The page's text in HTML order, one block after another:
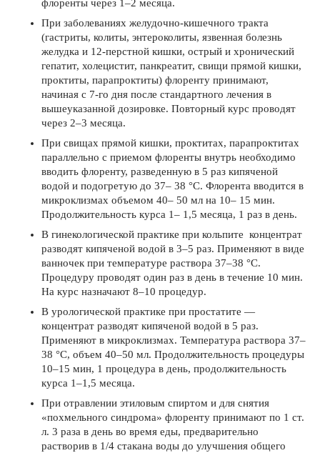
флоренты через 1–2 месяца.
При заболеваниях желудочно-кишечного тракта
(гастриты, колиты, энтероколиты, язвенная болезнь
желудка и 12-перстной кишки, острый и хронический
гепатит, холецистит, панкреатит, свищи прямой кишки,
проктиты, парапроктиты) флоренту принимают,
начиная с 7-го дня после стандартного лечения в
вышеуказанной дозировке. Повторный курс проводят
через 2–3 месяца.
При свищах прямой кишки, проктитах, парапроктитах
параллельно с приемом флоренты внутрь необходимо
вводить флоренту, разведенную в 5 раз кипяченой
водой и подогретую до 37– 38 °С. Флорента вводится в
микроклизмах объемом 40– 50 мл на 10– 15 мин.
Продолжительность курса 1– 1,5 месяца, 1 раз в день.
В гинекологической практике при кольпите концентрат
разводят кипяченой водой в 3–5 раз. Применяют в виде
ванночек при температуре раствора 37–38 °С.
Процедуру проводят один раз в день в течение 10 мин.
На курс назначают 8–10 процедур.
В урологической практике при простатите —
концентрат разводят кипяченой водой в 5 раз.
Применяют в микроклизмах. Температура раствора 37–
38 °С, объем 40–50 мл. Продолжительность процедуры
10–15 мин, 1 процедура в день, продолжительность
курса 1–1,5 месяца.
При отравлении этиловым спиртом и для снятия
«похмельного синдрома» флоренту принимают по 1 ст.
л. 3 раза в день во время еды, предварительно
растворив в 1/4 стакана воды до улучшения общего